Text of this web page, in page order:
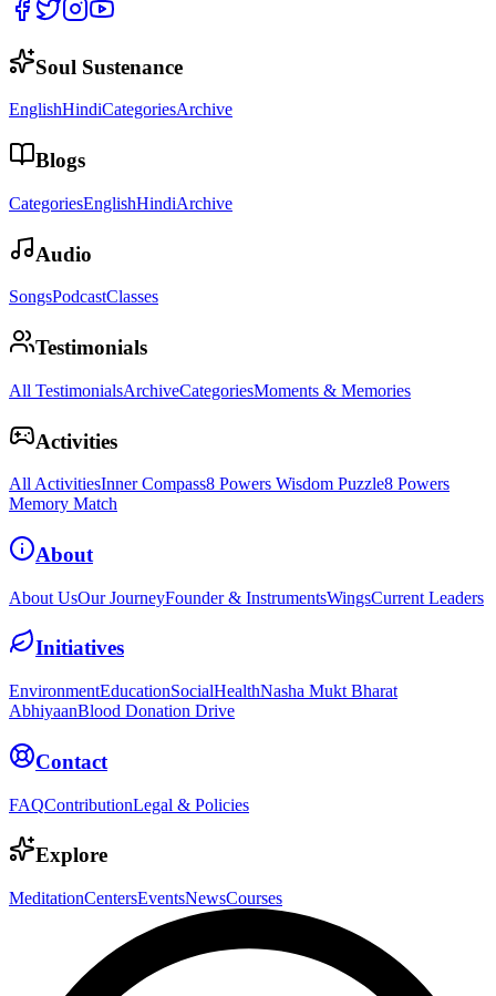
Soul Sustenance
EnglishHindiCategoriesArchive
Blogs
CategoriesEnglishHindiArchive
Audio
SongsPodcastClasses
Testimonials
All TestimonialsArchiveCategoriesMoments & Memories
Activities
All ActivitiesInner Compass8 Powers Wisdom Puzzle8 Powers
Memory Match
About
About UsOur JourneyFounder & InstrumentsWingsCurrent Leaders
Initiatives
EnvironmentEducationSocialHealthNasha Mukt Bharat
AbhiyaanBlood Donation Drive
Contact
FAQContributionLegal & Policies
Explore
MeditationCentersEventsNewsCourses